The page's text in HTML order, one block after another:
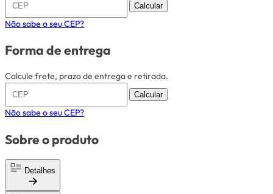
Calcular
Não sabe o seu CEP?
Forma de entrega
Calcule frete, prazo de entrega e retirada.
Calcular
Não sabe o seu CEP?
Sobre o produto
Detalhes